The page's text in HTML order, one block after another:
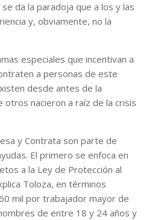
da la paradoja que a los y las
y, obviamente, no la
especiales que incentivan a
a personas de este
desde antes de la
otros nacieron a raíz de la crisis
y Contrata son parte de
El primero se enfoca en
a la Ley de Protección al
Toloza, en términos
mil por trabajador mayor de
de entre 18 y 24 años y